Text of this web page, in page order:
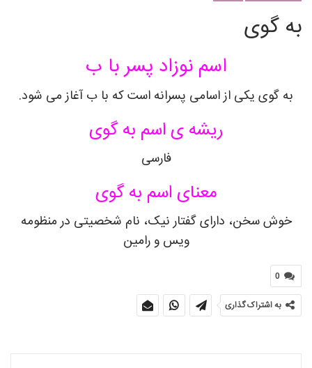
به گوی
اسم نوزاد پسر با ب
به گوی یکی از اسامی پسرانه است که با ب آغاز می شود.
ریشه ی اسم به گوی
فارسی
معنای اسم به گوی
خوش سخن، دارای گفتار نیک، نام شخصیتی در منظومه
ویس و رامین
0
به اشتراک گذاری